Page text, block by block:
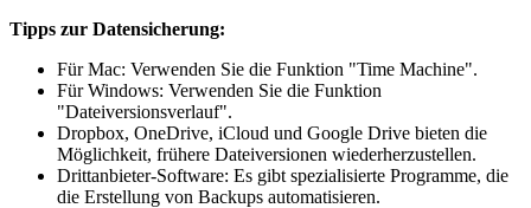
Tipps zur Datensicherung:
Für Mac: Verwenden Sie die Funktion "Time Machine".
Für Windows: Verwenden Sie die Funktion
"Dateiversionsverlauf".
Dropbox, OneDrive, iCloud und Google Drive bieten die
Möglichkeit, frühere Dateiversionen wiederherzustellen.
Drittanbieter-Software: Es gibt spezialisierte Programme, die
die Erstellung von Backups automatisieren.